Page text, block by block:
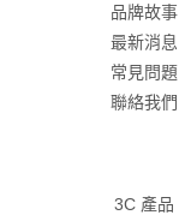
品牌故事
最新消息
常見問題
聯絡我們
3C 產品